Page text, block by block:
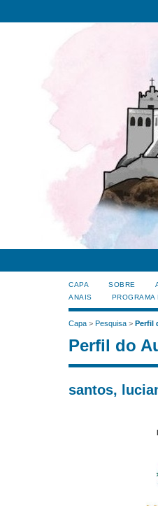
CAPA SOBRE
ANAIS
PROGRAMA
Capa > Pesquisa > Perfil
Perfil do
santos,